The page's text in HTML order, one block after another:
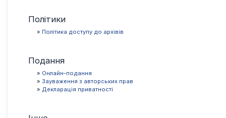
Політики
» Політика доступу до архівів
Подання
» Онлайн-подання
» Зауваження з авторських прав
» Декларація приватності